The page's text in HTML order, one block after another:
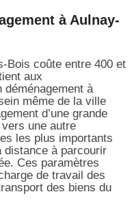
à Aulnay-
Bois coûte entre 400 et
aux
déménagement à
même de la ville
d’une grande
une autre
les plus importants
distance à parcourir
Ces paramètres
de travail des
des biens du